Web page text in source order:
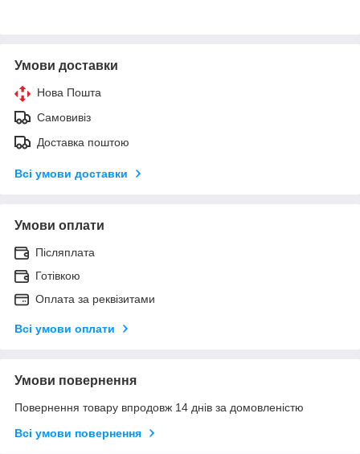
Умови доставки
Нова Пошта
Самовивіз
Доставка поштою
Всі умови доставки
Умови оплати
Післяплата
Готівкою
Оплата за реквізитами
Всі умови оплати
Умови повернення
Повернення товару впродовж 14 днів за домовленістю
Всі умови повернення